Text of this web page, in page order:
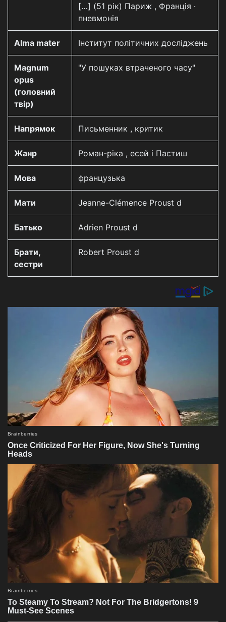
[…] (51 рік) Париж , Франція ·
пневмонія
Alma mater Інститут політичних досліджень
Magnum
opus
(головний
твір)
"У пошуках втраченого часу"
Напрямок Письменник , критик
Жанр Роман-ріка , есей і Пастиш
Мова французька
Мати Jeanne-Clémence Proust d
Батько Adrien Proust d
Брати,
сестри
Robert Proust d